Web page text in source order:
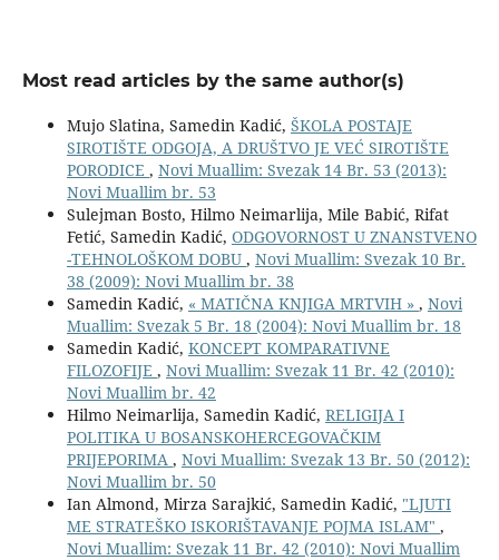
Most read articles by the same author(s)
Mujo Slatina, Samedin Kadić, ŠKOLA POSTAJE
SIROTIŠTE ODGOJA, A DRUŠTVO JE VEĆ SIROTIŠTE
PORODICE , Novi Muallim: Svezak 14 Br. 53 (2013):
Novi Muallim br. 53
Sulejman Bosto, Hilmo Neimarlija, Mile Babić, Rifat
Fetić, Samedin Kadić, ODGOVORNOST U ZNANSTVENO
-TEHNOLOŠKOM DOBU , Novi Muallim: Svezak 10 Br.
38 (2009): Novi Muallim br. 38
Samedin Kadić, « MATIČNA KNJIGA MRTVIH » , Novi
Muallim: Svezak 5 Br. 18 (2004): Novi Muallim br. 18
Samedin Kadić, KONCEPT KOMPARATIVNE
FILOZOFIJE , Novi Muallim: Svezak 11 Br. 42 (2010):
Novi Muallim br. 42
Hilmo Neimarlija, Samedin Kadić, RELIGIJA I
POLITIKA U BOSANSKOHERCEGOVAČKIM
PRIJEPORIMA , Novi Muallim: Svezak 13 Br. 50 (2012):
Novi Muallim br. 50
Ian Almond, Mirza Sarajkić, Samedin Kadić, "LJUTI
ME STRATEŠKO ISKORIŠTAVANJE POJMA ISLAM" ,
Novi Muallim: Svezak 11 Br. 42 (2010): Novi Muallim